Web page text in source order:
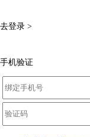
去登录 >
手机验证